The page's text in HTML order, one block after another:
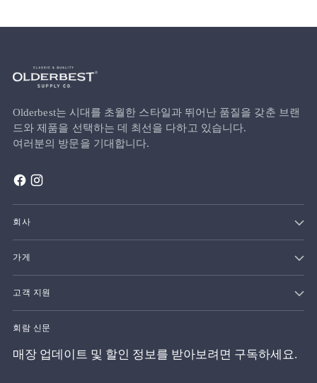
Olderbest는 시대를 초월한 스타일과 뛰어난 품질을 갖춘 브랜
드와 제품을 선택하는 데 최선을 다하고 있습니다.
여러분의 방문을 기대합니다.
회사
가게
고객 지원
회람 신문
매장 업데이트 및 할인 정보를 받아보려면 구독하세요.